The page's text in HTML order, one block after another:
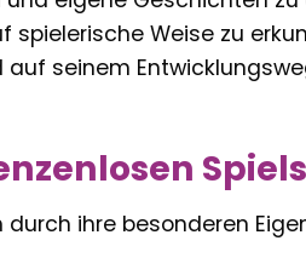
spielerische Weise zu
auf seinem
durch ihre besonderen